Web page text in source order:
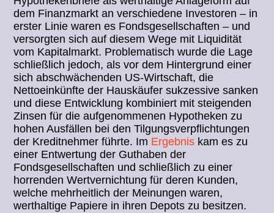
dem Finanzmarkt an verschiedene Investoren – in
erster Linie waren es Fondsgesellschaften – und
versorgten sich auf diesem Wege mit Liquidität
vom Kapitalmarkt. Problematisch wurde die Lage
schließlich jedoch, als vor dem Hintergrund einer
sich abschwächenden US-Wirtschaft, die
Nettoeinkünfte der Hauskäufer sukzessive sanken
und diese Entwicklung kombiniert mit steigenden
Zinsen für die aufgenommenen Hypotheken zu
hohen Ausfällen bei den Tilgungsverpflichtungen
der Kreditnehmer führte. Im Ergebnis kam es zu
einer Entwertung der Guthaben der
Fondsgesellschaften und schließlich zu einer
horrenden Wertvernichtung für deren Kunden,
welche mehrheitlich der Meinungen waren,
werthaltige Papiere in ihren Depots zu besitzen.